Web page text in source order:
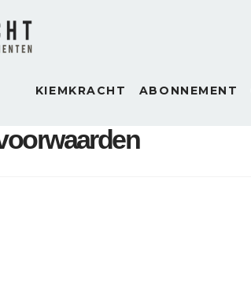
KIEMKRACHT ABONNEMENT